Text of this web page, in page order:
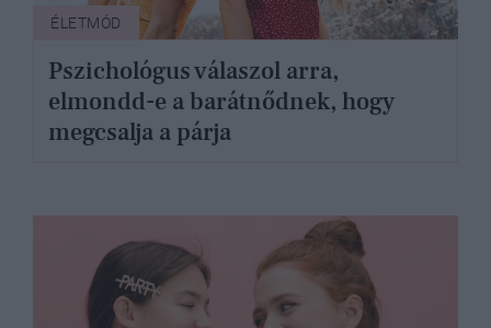
ÉLETMÓD
Pszichológus válaszol arra,
elmondd-e a barátnődnek, hogy
megcsalja a párja